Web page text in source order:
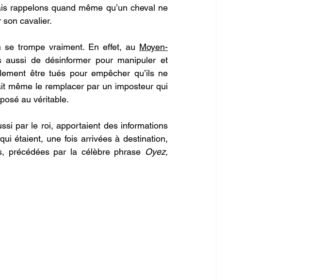
rappelons quand même qu’un cheval ne
son cavalier.
trompe vraiment. En effet, au Moyen-
aussi de désinformer pour manipuler et
être tués pour empêcher qu’ils ne
même le remplacer par un imposteur qui
au véritable.
par le roi, apportaient des informations
étaient, une fois arrivées à destination,
précédées par la célèbre phrase Oyez,